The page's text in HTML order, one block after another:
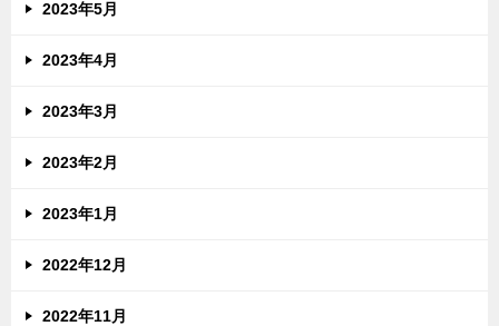
2023年5月
2023年4月
2023年3月
2023年2月
2023年1月
2022年12月
2022年11月